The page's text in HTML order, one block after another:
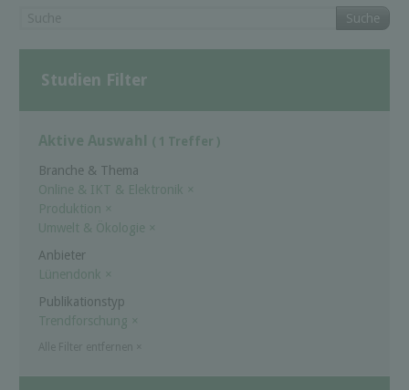
Suche
Studien Filter
Aktive Auswahl ( 1 Treffer )
Branche & Thema
Online & IKT & Elektronik ×
Produktion ×
Umwelt & Ökologie ×
Anbieter
Lünendonk ×
Publikationstyp
Trendforschung ×